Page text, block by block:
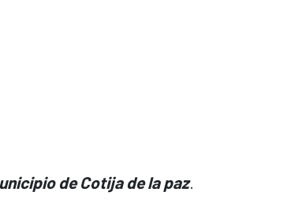
de Cotija de la paz.